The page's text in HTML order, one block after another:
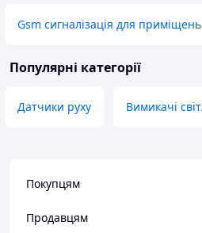
Gsm сигналізація для приміщень
Популярні категорії
Датчики руху Вимикачі
Покупцям
Продавцям